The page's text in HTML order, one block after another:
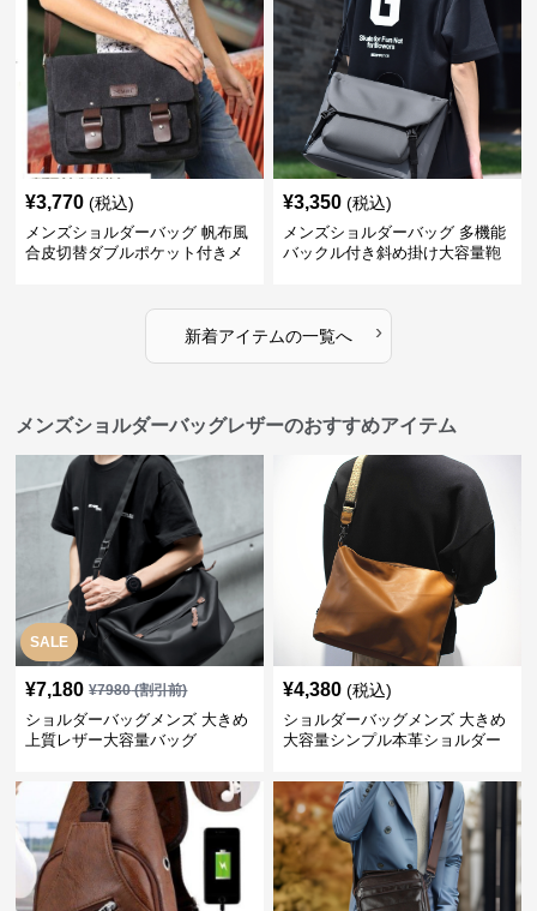
¥3,770 (税込)
メンズショルダーバッグ 帆布風
合皮切替ダブルポケット付きメ
¥3,350 (税込)
メンズショルダーバッグ 多機能
バックル付き斜め掛け大容量鞄
新着アイテムの一覧へ ›
メンズショルダーバッグレザーのおすすめアイテム
SALE
¥7,180 ¥7980(割引前)
ショルダーバッグメンズ 大きめ
上質レザー大容量バッグ
¥4,380 (税込)
ショルダーバッグメンズ 大きめ
大容量シンプル本革ショルダー